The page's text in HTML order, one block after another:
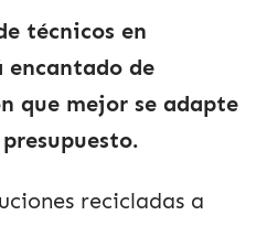
técnicos en
encantado de
que mejor se adapte
recicladas a